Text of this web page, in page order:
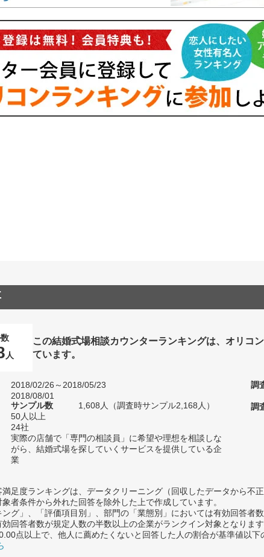
人
この結婚式場相談カウンターランキングは、オリコ
ています。
2018/02/26～2018/05/23
2018/08/01
サンプル数
1,608人（調査時サンプル2,168人）
50人以上
24社
実際の店舗で「専門の相談員」に希望や理想を相談しな
がら、結婚式場を探していくサービスを提供している企
業
調
調
足度ランキングは、データクリーニング（回収したデータから不正
者条件から外れた回答を除外した上で作成しています。
グ」、「評価項目別」、部門の「業態別」においては有効回答者
回答者数が規定人数の半数以上の企業がランクイン対象となります
点以上で、他人に薦めたくないと回答した人の割合が基準値以下